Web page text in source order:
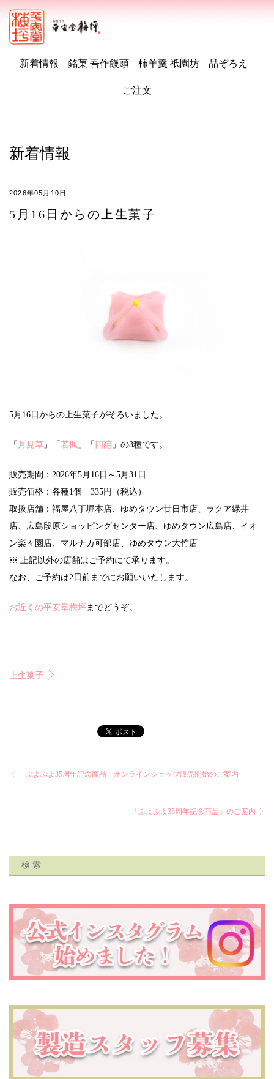
新着情報 銘菓 吾作饅頭 柿羊羹 祇園坊 品ぞろえ
ご注文
新着情報
2026年05月10日
5月16日からの上生菓子
5月16日からの上生菓子がそろいました。
「 月見草 」「 若楓 」「 四葩 」の3種です。
販売期間：2026年5月16日～5月31日
販売価格：各種1個 335円（税込）
取扱店舗：福屋八丁堀本店、ゆめタウン廿日市店、ラクア緑井
店、広島段原ショッピングセンター店、ゆめタウン広島店、イオ
ン楽々園店、マルナカ可部店、ゆめタウン大竹店
※ 上記以外の店舗はご予約にて承ります。
なお、ご予約は2日前までにお願いいたします。
お近くの平安堂梅坪までどうぞ。
上生菓子
「ぷよぷよ35周年記念商品」オンラインショップ販売開始のご案内
「ぷよぷよ35周年記念商品」のご案内